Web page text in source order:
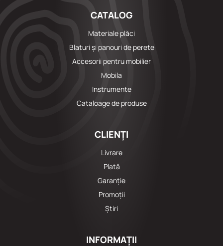
CATALOG
Materiale plăci
Blaturi și panouri de perete
Accesorii pentru mobilier
Mobila
Instrumente
Cataloage de produse
CLIENȚI
Livrare
Plată
Garanție
Promoții
Știri
INFORMAȚII